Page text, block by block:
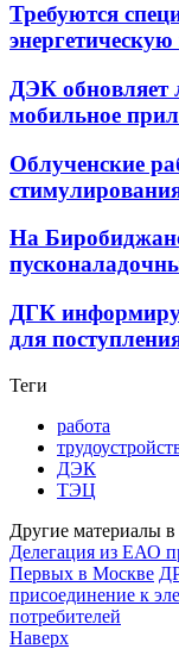
Требуются
ДЭК обновляет
мобильное
Облученские
На
ДГК
для
Теги
работа
ДЭК
ТЭЦ
Другие материалы в
Делегация из ЕАО
Первых в Москве
присоединение к
потребителей
Наверх